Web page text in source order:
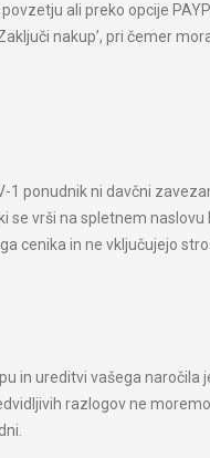
ali preko opcije
nakup’, pri čemer
ponudnik ni davčni
se vrši na spletnem
cenika in ne vključujejo
in ureditvi vašega
razlogov ne